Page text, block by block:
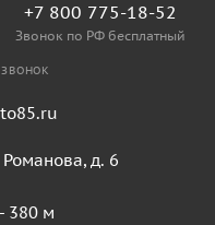
+7 800 775-18-52
Звонок по РФ бесплатный
д. 6
380 м